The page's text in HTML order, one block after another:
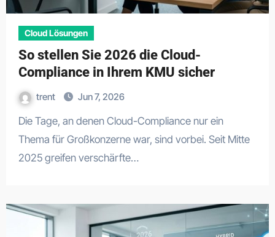
Cloud Lösungen
So stellen Sie 2026 die Cloud-
Compliance in Ihrem KMU sicher
trent Jun 7, 2026
Die Tage, an denen Cloud-Compliance nur ein
Thema für Großkonzerne war, sind vorbei. Seit Mitte
2025 greifen verschärfte…